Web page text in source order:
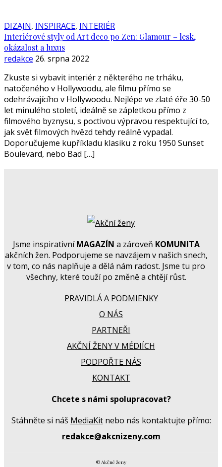
DIZAJN, INSPIRACE, INTERIÉR
Interiérové styly od Art deco po Zen: Glamour – lesk,
okázalost a luxus
redakce 26. srpna 2022
Zkuste si vybavit interiér z některého ne trháku,
natočeného v Hollywoodu, ale filmu přímo se
odehrávajícího v Hollywoodu. Nejlépe ve zlaté éře 30-50
let minulého století, ideálně se zápletkou přímo z
filmového byznysu, s poctivou výpravou respektující to,
jak svět filmových hvězd tehdy reálně vypadal.
Doporučujeme kupříkladu klasiku z roku 1950 Sunset
Boulevard, nebo Bad […]
Jsme inspirativníMAGAZÍN a zároveň KOMUNITA
akčních žen. Podporujeme se navzájem v našich snech,
v tom, co nás naplňuje a dělá nám radost. Jsme tu pro
všechny, které touží po změně a chtějí růst.
PRAVIDLÁ A PODMIENKY
O NÁS
PARTNEŘI
AKČNÍ ŽENY V MÉDIÍCH
PODPOŘTE NÁS
KONTAKT
Chcete s námi spolupracovat?
Stáhněte si náš MediaKitnebo nás kontaktujte přímo:
redakce@akcnizeny.com
© Akčné ženy